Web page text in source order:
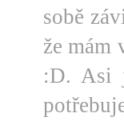
sobě
že mám
:D. Asi